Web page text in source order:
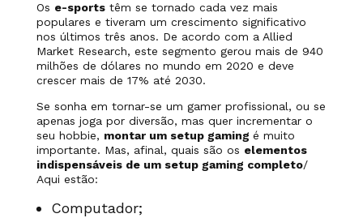
Os e-sportstêm se tornado cada vez mais
populares e tiveram um crescimento significativo
nos últimos três anos. De acordo com a Allied
Market Research, este segmento gerou mais de 940
milhões de dólares no mundo em 2020 e deve
crescer mais de 17% até 2030.
Se sonha em tornar-se um gamer profissional, ou se
apenas joga por diversão, mas quer incrementar o
seu hobbie, montar um setup gaming é muito
importante. Mas, afinal, quais são os elementos
indispensáveis de um setup gaming completo/
Aqui estão:
Computador;